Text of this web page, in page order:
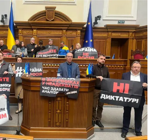
о
в
о
г
о
р
е
ж
и
м
у